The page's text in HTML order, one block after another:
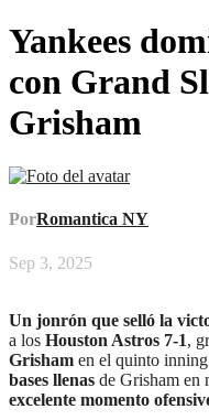
Yankees
con Grand
Grisham
PorRomantica NY
Sep 3, 2025
Un jonrón que selló la
a los Houston Astros 7-1,
Grisham en el quinto
bases llenas de Grisham en
excelente momento